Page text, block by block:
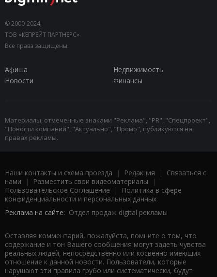
© 2000-2024,
ТОВ «КЕПРЕЙТ ПАРТНЕРС».
Все права защищены.
Афиша
Недвижимость
Новости
Финансы
Материалы, отмеченные знаками "Реклама", "PR", "Спецпроект",
"Новости компаний", "Актуально", "Промо", публикуются на
правах рекламы.
Наши контакты и схема проезда | Редакция | Связаться с
нами | Разместить свои видеоматериалы |
Пользовательское Соглашение |
Политика в сфере
конфиденциальности и персональных данных
Реклама на сайте: Отдел продаж digital рекламы
Оставляя комментарий, пожалуйста, помните о том, что
содержание и тон Вашего сообщения могут задеть чувства
реальных людей, непосредственно или косвенно имеющих
отношение к данной новости. Пользователи, которые
нарушают эти правила грубо или систематически, будут